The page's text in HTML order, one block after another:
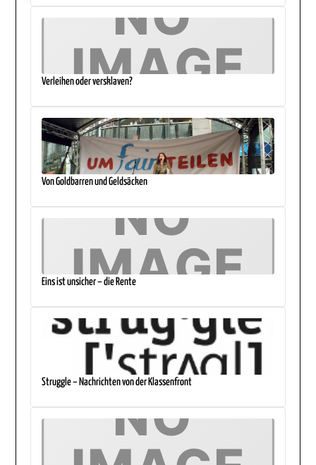
Verleihen oder versklaven?
Von Goldbarren und Geldsäcken
Eins ist unsicher – die Rente
Struggle – Nachrichten von der Klassenfront